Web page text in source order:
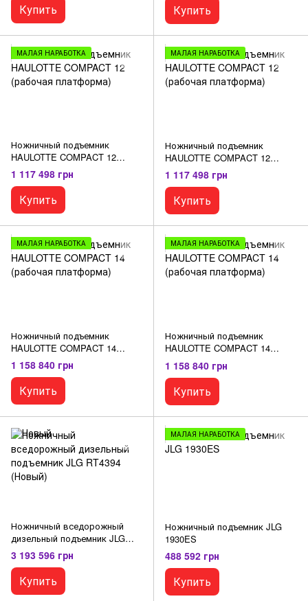
Купить Купить
МАЛАЯ НАРАБОТКА
Ножничный подъемник
HAULOTTE COMPACT 12
(рабочая платформа)
1 117 498 грн
Купить
МАЛАЯ НАРАБОТКА
Ножничный подъемник
HAULOTTE COMPACT 12
(рабочая платформа)
1 117 498 грн
Купить
МАЛАЯ НАРАБОТКА
Ножничный подъемник
HAULOTTE COMPACT 14
(рабочая платформа)
1 158 840 грн
Купить
МАЛАЯ НАРАБОТКА
Ножничный подъемник
HAULOTTE COMPACT 14
(рабочая платформа)
1 158 840 грн
Купить
Ножничный вседорожный
дизельный подъемник JLG
RT4394 (Новый)
3 193 596 грн
Купить
МАЛАЯ НАРАБОТКА
Ножничный подъемник JLG
1930ES
488 592 грн
Купить